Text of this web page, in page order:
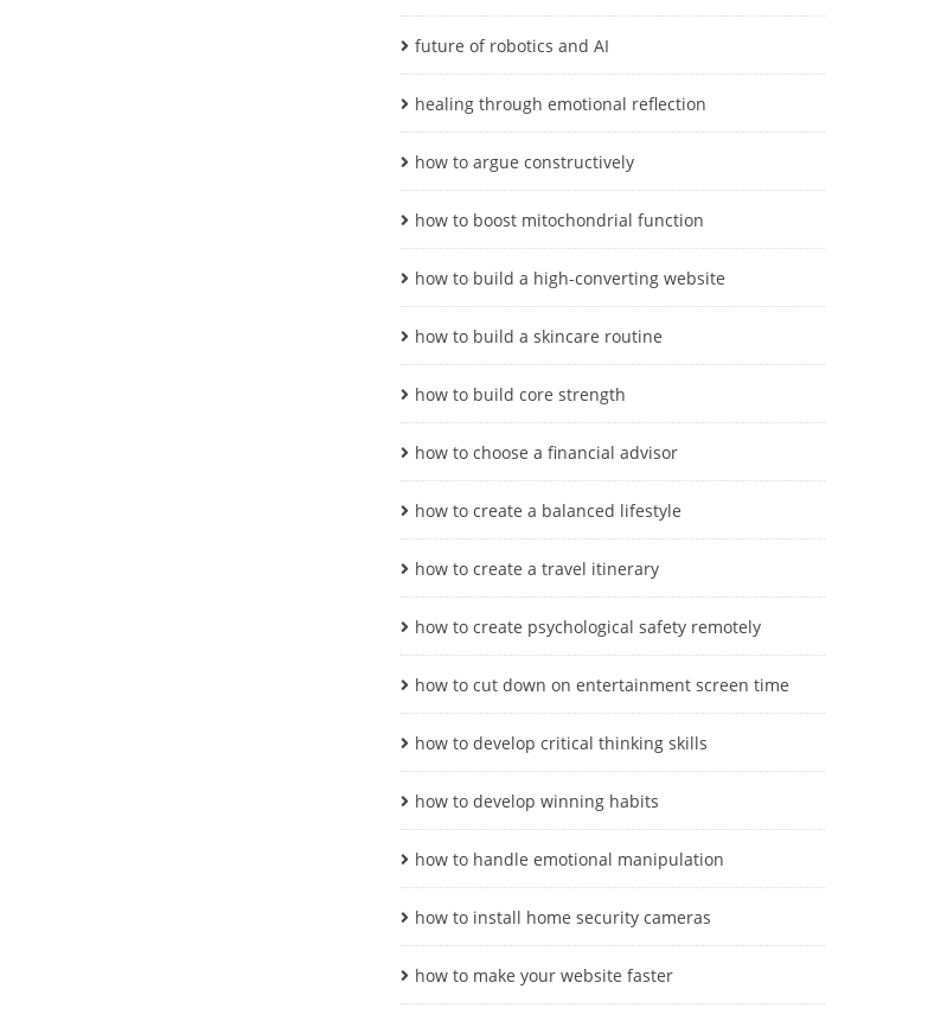
future of robotics and AI
healing through emotional reflection
how to argue constructively
how to boost mitochondrial function
how to build a high-converting website
how to build a skincare routine
how to build core strength
how to choose a financial advisor
how to create a balanced lifestyle
how to create a travel itinerary
how to create psychological safety remotely
how to cut down on entertainment screen time
how to develop critical thinking skills
how to develop winning habits
how to handle emotional manipulation
how to install home security cameras
how to make your website faster